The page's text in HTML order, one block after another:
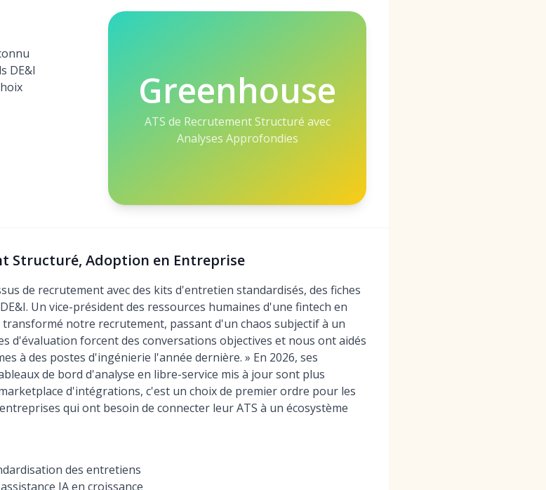
DE&I
Greenhouse
ATS de Recrutement Structuré avec
Analyses Approfondies
Structuré, Adoption en Entreprise
de recrutement avec des kits d'entretien standardisés, des fiches
Un vice-président des ressources humaines d'une fintech en
transformé notre recrutement, passant d'un chaos subjectif à un
d'évaluation forcent des conversations objectives et nous ont aidés
à des postes d'ingénierie l'année dernière. » En 2026, ses
de bord d'analyse en libre-service mis à jour sont plus
d'intégrations, c'est un choix de premier ordre pour les
qui ont besoin de connecter leur ATS à un écosystème
des entretiens
IA en croissance